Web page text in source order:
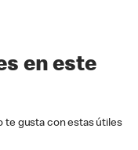
en este
te gusta con estas útiles